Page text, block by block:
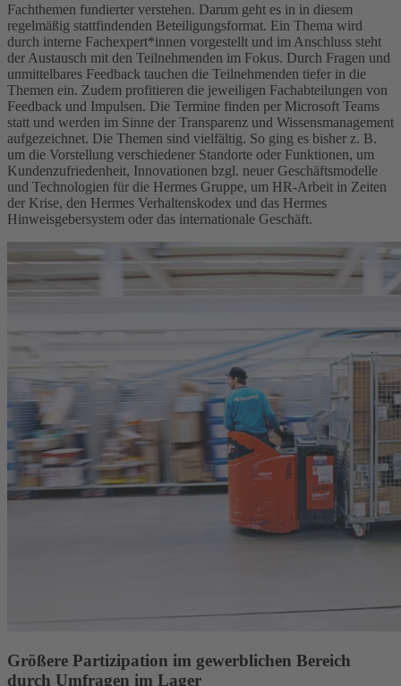
Fachthemen fundierter verstehen. Darum geht es in in diesem
regelmäßig stattfindenden Beteiligungsformat. Ein Thema wird
durch interne Fachexpert*innen vorgestellt und im Anschluss steht
der Austausch mit den Teilnehmenden im Fokus. Durch Fragen und
unmittelbares Feedback tauchen die Teilnehmenden tiefer in die
Themen ein. Zudem profitieren die jeweiligen Fachabteilungen von
Feedback und Impulsen. Die Termine finden per Microsoft Teams
statt und werden im Sinne der Transparenz und Wissensmanagement
aufgezeichnet. Die Themen sind vielfältig. So ging es bisher z. B.
um die Vorstellung verschiedener Standorte oder Funktionen, um
Kundenzufriedenheit, Innovationen bzgl. neuer Geschäftsmodelle
und Technologien für die Hermes Gruppe, um HR-Arbeit in Zeiten
der Krise, den Hermes Verhaltenskodex und das Hermes
Hinweisgebersystem oder das internationale Geschäft.
Größere Partizipation im gewerblichen Bereich
durch Umfragen im Lager